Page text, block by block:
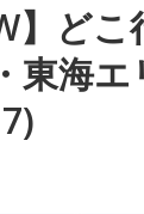
】ど
東海